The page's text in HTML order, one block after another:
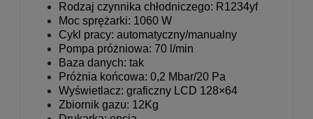
Rodzaj czynnika chłodniczego: R1234yf
Moc sprężarki: 1060 W
Cykl pracy: automatyczny/manualny
Pompa próżniowa: 70 l/min
Baza danych: tak
Próżnia końcowa: 0,2 Mbar/20 Pa
Wyświetlacz: graficzny LCD 128×64
Zbiornik gazu: 12Kg